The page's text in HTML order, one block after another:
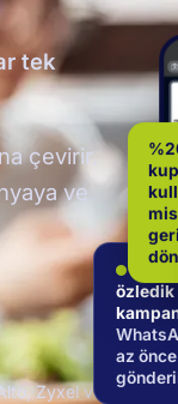
tek
çevirir.
ve
Zyxel ve
Seni
özledik
az önce
geri